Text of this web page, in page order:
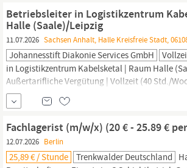
Betriebsleiter in Logistikzentrum
Halle (Saale)/Leipzig
11.07.2026 Sachsen Anhalt, Halle Kreisfreie Stadt,
Johannesstift Diakonie Services GmbH
in Logistikzentrum Kabelsketal | Raum Halle
Außertarifliche Vergütung | Vollzeit (40 Std./
Anwesenheitsbonus | Betriebsleiter in Logistik
Lagerleiter in Halle (Saale) |
Leitung Logistikzentrum | Job in der Logistik
Fachlagerist (m/w/x) (20 € - 25.89 €
12.07.2026 Berlin
25,89 € / Stunde Trenkwalder Deutschland